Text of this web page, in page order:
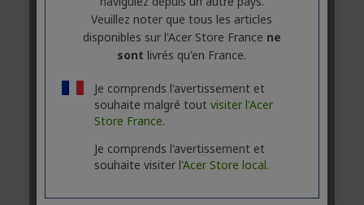
Veuillez noter que tous les articles
disponibles sur l'Acer Store France ne
sont livrés qu'en France.
Je comprends l'avertissement et
souhaite malgré tout visiter l'Acer
Store France.
Je comprends l'avertissement et
souhaite visiter l'Acer Store local.